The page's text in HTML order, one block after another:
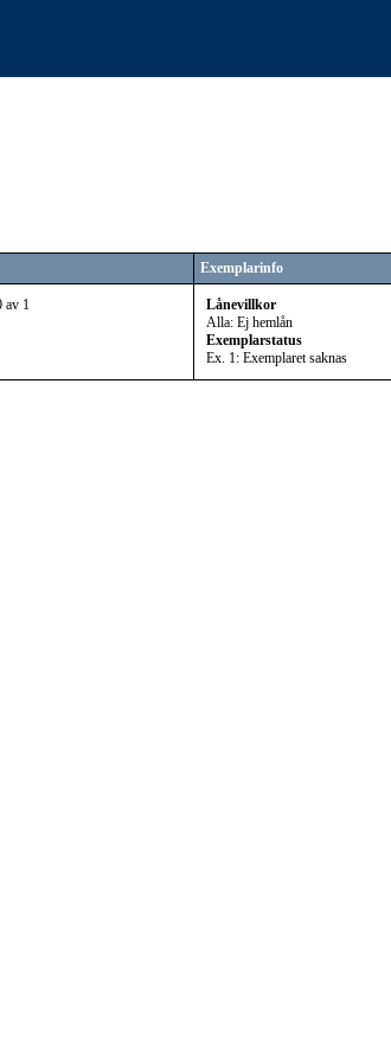
Exemplarinfo
av 1
Lånevillkor
Alla: Ej hemlån
Exemplarstatus
Ex. 1: Exemplaret saknas